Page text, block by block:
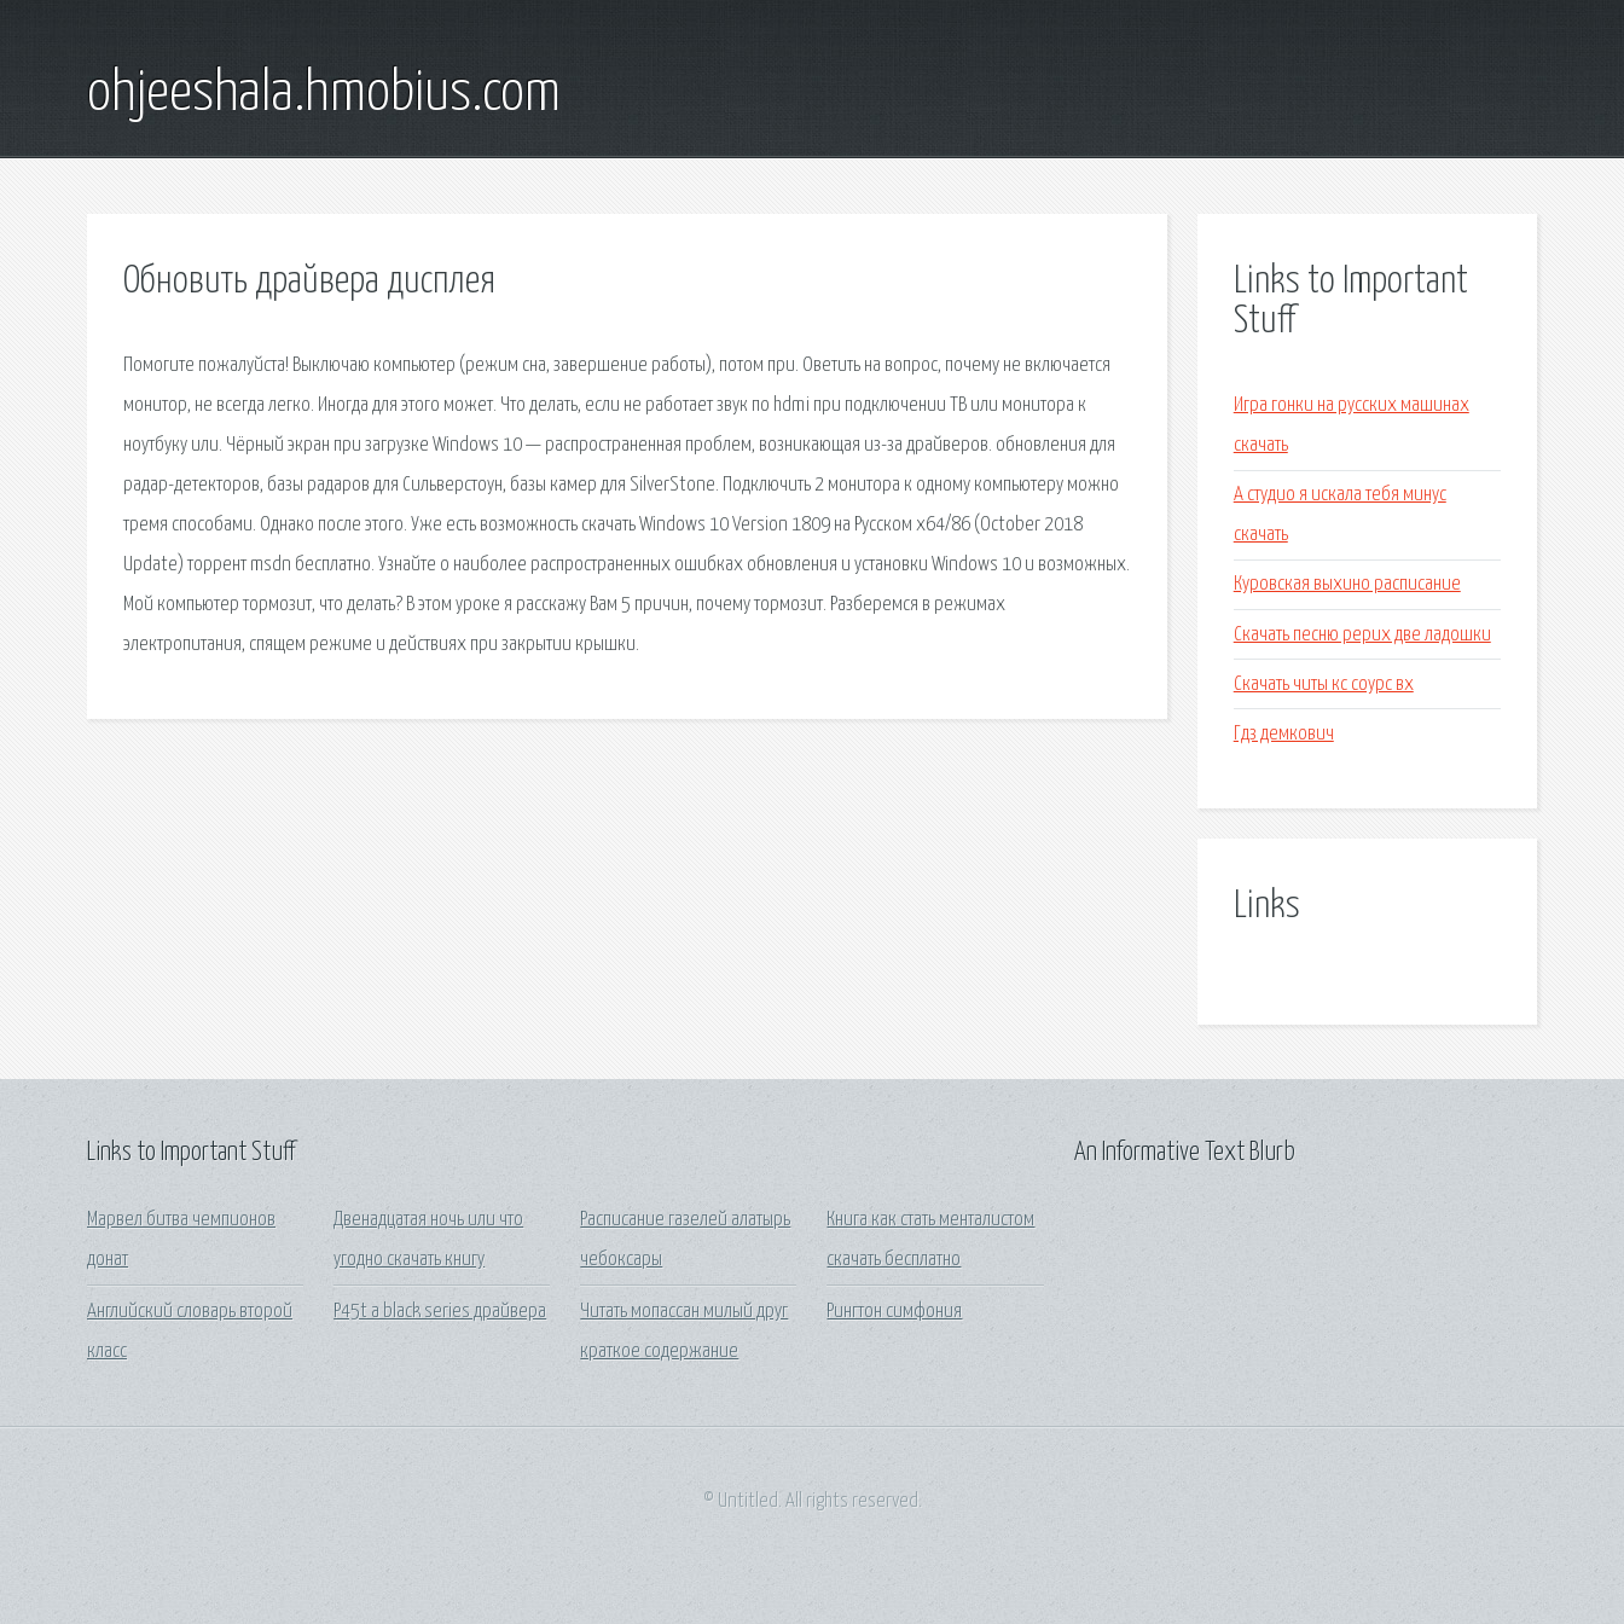
ohjeeshala.hmobius.com
Обновить драйвера дисплея
Помогите пожалуйста! Выключаю компьютер (режим сна, завершение работы), потом при. Оветить на вопрос, почему не включается
монитор, не всегда легко. Иногда для этого может. Что делать, если не работает звук по hdmi при подключении ТВ или монитора к
ноутбуку или. Чёрный экран при загрузке Windows 10 — распространенная проблем, возникающая из-за драйверов. обновления для
радар-детекторов, базы радаров для Сильверстоун, базы камер для SilverStone. Подключить 2 монитора к одному компьютеру можно
тремя способами. Однако после этого. Уже есть возможность скачать Windows 10 Version 1809 на Русском x64/86 (October 2018
Update) торрент msdn бесплатно. Узнайте о наиболее распространенных ошибках обновления и установки Windows 10 и возможных.
Мой компьютер тормозит, что делать? В этом уроке я расскажу Вам 5 причин, почему тормозит. Разберемся в режимах
электропитания, спящем режиме и действиях при закрытии крышки.
Links to Important
Stuff
Игра гонки на русских машинах
скачать
А студио я искала тебя минус
скачать
Куровская выхино расписание
Скачать песню рерих две ладошки
Скачать читы кс соурс вх
Гдз демкович
Links
Links to Important Stuff
Марвел битва чемпионов
донат
Английский словарь второй
класс
Двенадцатая ночь или что
угодно скачать книгу
P45t a black series драйвера
Расписание газелей алатырь
чебоксары
Читать мопассан милый друг
краткое содержание
Книга как стать менталистом
скачать бесплатно
Рингтон симфония
An Informative Text Blurb
© Untitled. All rights reserved.